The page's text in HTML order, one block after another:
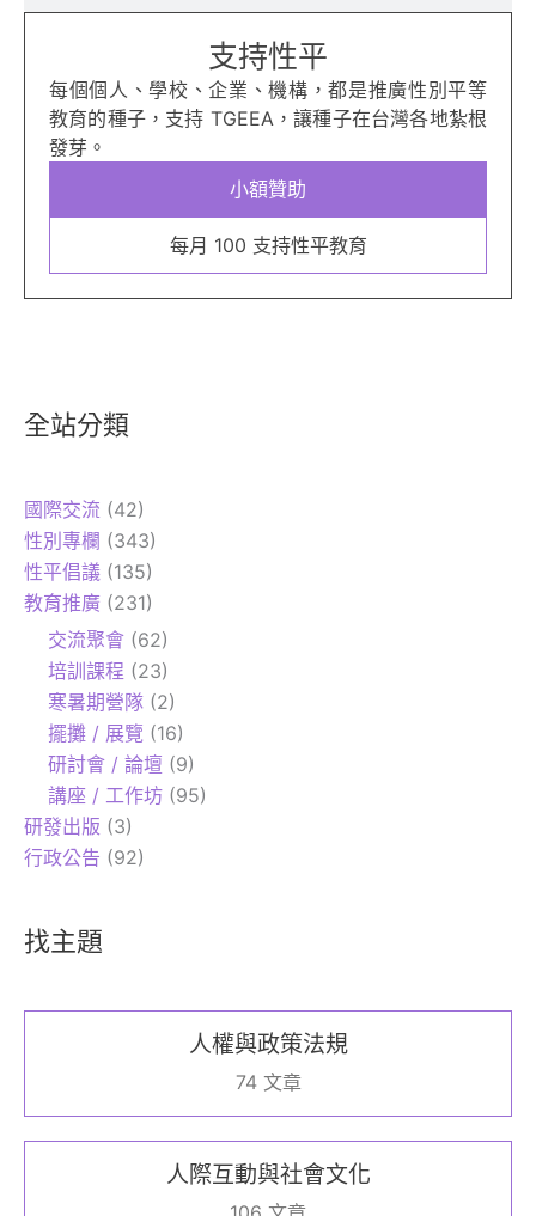
支持性平
每個個人、學校、企業、機構，都是推廣性別平等
教育的種子，支持 TGEEA，讓種子在台灣各地紮根
發芽。
小額贊助
每月 100 支持性平教育
全站分類
國際交流 (42)
性別專欄 (343)
性平倡議 (135)
教育推廣 (231)
交流聚會 (62)
培訓課程 (23)
寒暑期營隊 (2)
擺攤 / 展覽 (16)
研討會 / 論壇 (9)
講座 / 工作坊 (95)
研發出版 (3)
行政公告 (92)
找主題
人權與政策法規
74 文章
人際互動與社會文化